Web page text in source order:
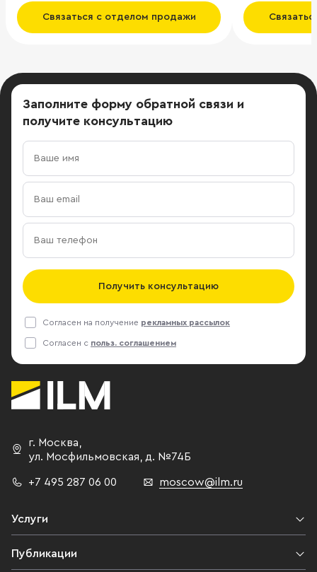
благоустроенная территория
комплекса с местами для отдыха.
Связаться с отделом продажи
Заполните форму обратной связи и
получите консультацию
Получить консультацию
Согласен на получение рекламных рассылок
Согласен с польз. соглашением
г. Москва,
ул. Мосфильмовская, д. №74Б
+7 495 287 06 00 moscow@ilm.ru
Услуги
Публикации